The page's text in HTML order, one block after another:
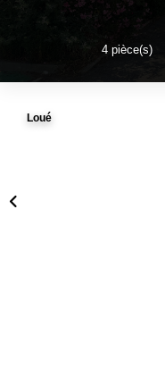
4 pièce(s)
Loué